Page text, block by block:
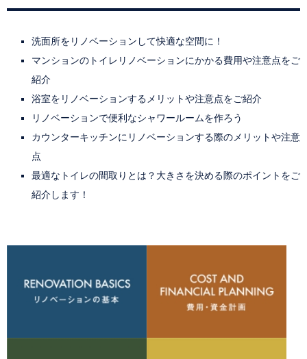
洗面所をリノベーションして快適な空間に！
マンションのトイレリノベーションにかかる費用や注意点をご
紹介
浴室をリノベーションするメリットや注意点をご紹介
リノベーションで便利なシャワールームを作ろう
カウンターキッチンにリノベーションする際のメリットや注意
点
最適なトイレの間取りとは？大きさを決める際のポイントをご
紹介します！